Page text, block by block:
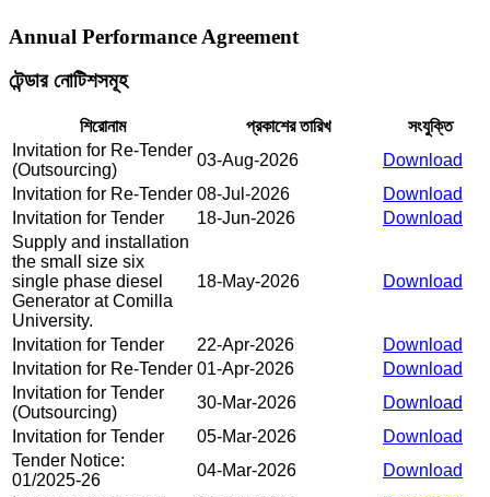
Annual Performance Agreement
টেন্ডার নোটিশসমূহ
শিরোনাম প্রকাশের তারিখ
সংযুক্তি
Invitation for Re-Tender
(Outsourcing)
03-Aug-2026
Download
Invitation for Re-Tender 08-Jul-2026
Download
Invitation for Tender
18-Jun-2026
Download
Supply and installation
the small size six
single phase diesel
Generator at Comilla
University.
18-May-2026 Download
Invitation for Tender 22-Apr-2026
Download
Invitation for Re-Tender 01-Apr-2026
Download
Invitation for Tender
(Outsourcing)
30-Mar-2026
Download
Invitation for Tender
05-Mar-2026
Download
Tender Notice:
01/2025-26
04-Mar-2026
Download